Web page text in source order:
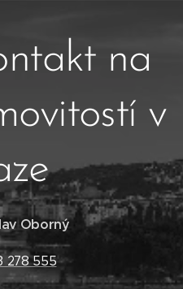
na
v
Oborný
278 555